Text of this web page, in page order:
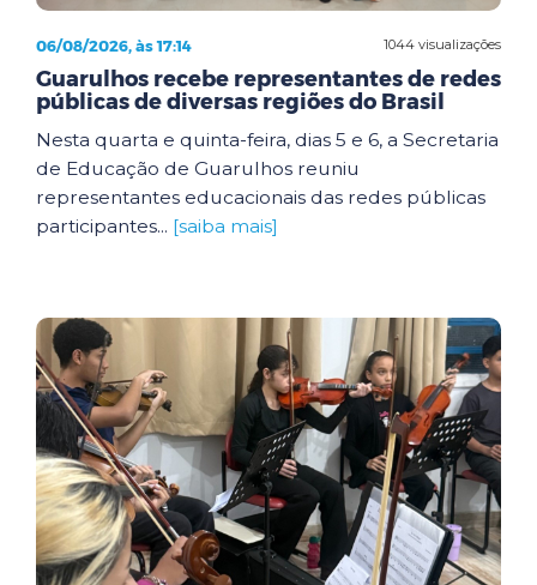
1044 visualizações
06/08/2026, às 17:14
Guarulhos recebe representantes de redes
públicas de diversas regiões do Brasil
Nesta quarta e quinta-feira, dias 5 e 6, a Secretaria
de Educação de Guarulhos reuniu
representantes educacionais das redes públicas
participantes... [saiba mais]